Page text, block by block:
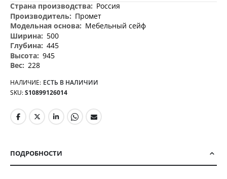
Дополнительная
информация
Россия
Промет
Мебельный сейф
500
445
945
228
НАЛИЧИЕ: ЕСТЬ В НАЛИЧИИ
SKU S10899126014
ПОДРОБНОСТИ